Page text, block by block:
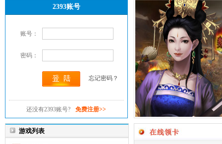
2393网页游戏平台,好玩的网页游戏
2393账号
账号：
密码：
忘记密码？
还没有2393账号? 免费注册>>
游戏列表